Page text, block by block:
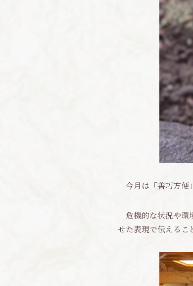
今月は「善巧方便
危機的な状況や環
せた表現で伝えるこ